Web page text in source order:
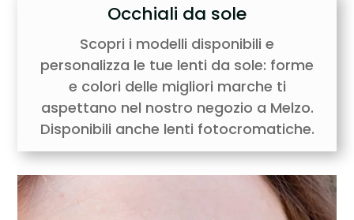
Occhiali da sole
Scopri i modelli disponibili e
personalizza le tue lenti da sole: forme
e colori delle migliori marche ti
aspettano nel nostro negozio a Melzo.
Disponibili anche lenti fotocromatiche.